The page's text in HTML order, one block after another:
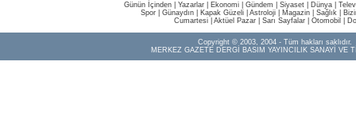
Günün İçinden Yazarlar Ekonomi Gündem Siyaset Dünya |
Spor
Günaydın Kapak Güzeli Astroloji Magazin Sağlık
Cumartesi| Aktüel Pazar| Sarı Sayfalar| Otomobil
Copyright © 2003, 2004 - Tüm hakları saklıdır.
MERKEZ GAZETE DERGİ BASIM YAYINCILIK SANAYİ VE